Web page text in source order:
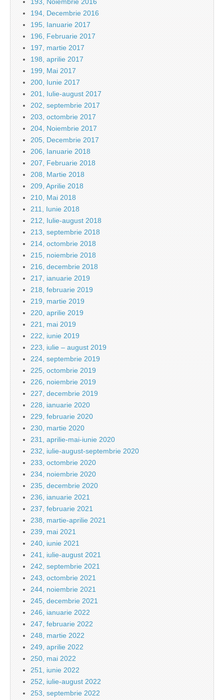
193, Noiembrie 2016
194, Decembrie 2016
195, Ianuarie 2017
196, Februarie 2017
197, martie 2017
198, aprilie 2017
199, Mai 2017
200, Iunie 2017
201, Iulie-august 2017
202, septembrie 2017
203, octombrie 2017
204, Noiembrie 2017
205, Decembrie 2017
206, Ianuarie 2018
207, Februarie 2018
208, Martie 2018
209, Aprilie 2018
210, Mai 2018
211, Iunie 2018
212, Iulie-august 2018
213, septembrie 2018
214, octombrie 2018
215, noiembrie 2018
216, decembrie 2018
217, ianuarie 2019
218, februarie 2019
219, martie 2019
220, aprilie 2019
221, mai 2019
222, iunie 2019
223, iulie – august 2019
224, septembrie 2019
225, octombrie 2019
226, noiembrie 2019
227, decembrie 2019
228, ianuarie 2020
229, februarie 2020
230, martie 2020
231, aprilie-mai-iunie 2020
232, iulie-august-septembrie 2020
233, octombrie 2020
234, noiembrie 2020
235, decembrie 2020
236, ianuarie 2021
237, februarie 2021
238, martie-aprilie 2021
239, mai 2021
240, iunie 2021
241, iulie-august 2021
242, septembrie 2021
243, octombrie 2021
244, noiembrie 2021
245, decembrie 2021
246, ianuarie 2022
247, februarie 2022
248, martie 2022
249, aprilie 2022
250, mai 2022
251, iunie 2022
252, iulie-august 2022
253, septembrie 2022